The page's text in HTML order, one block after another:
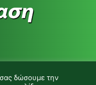
δώσουμε την